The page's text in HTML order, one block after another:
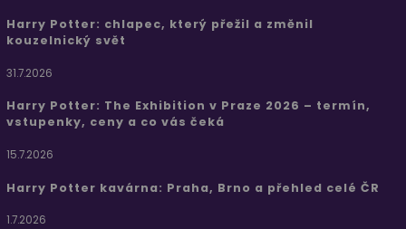
Harry Potter: chlapec, který přežil a změnil
kouzelnický svět
31.7.2026
Harry Potter: The Exhibition v Praze 2026 – termín,
vstupenky, ceny a co vás čeká
15.7.2026
Harry Potter kavárna: Praha, Brno a přehled celé ČR
1.7.2026